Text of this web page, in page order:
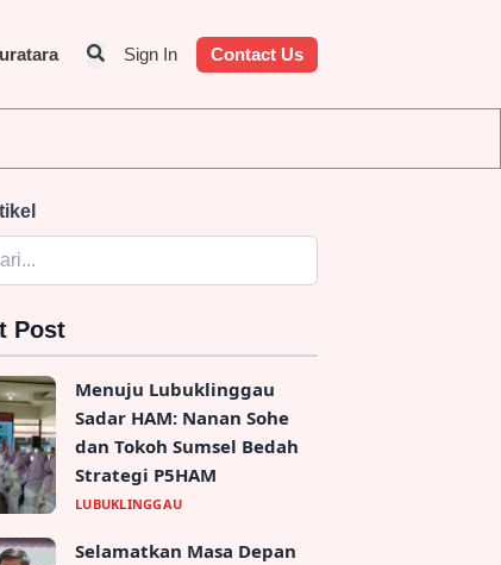
Sign In Contact Us
Post
Menuju Lubuklinggau
Sadar HAM: Nanan Sohe
dan Tokoh Sumsel Bedah
Strategi P5HAM
LUBUKLINGGAU
Selamatkan Masa Depan